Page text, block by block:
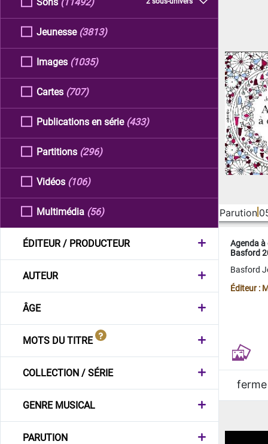
Jeunesse (3813)
Images (1035)
Cartes (707)
Publications en série (433)
Partitions (296)
Vidéos (106)
Multimédia (56)
ÉDITEUR / PRODUCTEUR
AUTEUR
ÂGE
MOTS DU TITRE
COLLECTION / SÉRIE
GENRE MUSICAL
PARUTION
Parution
Agenda
Basford
Basford
Éditeur :
ferme